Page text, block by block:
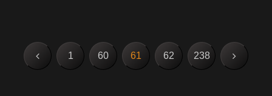
前 1 60 61 62 238 次